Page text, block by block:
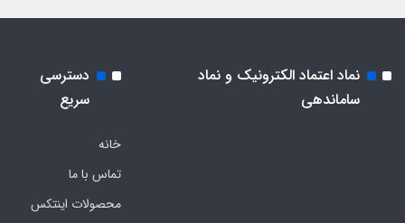
نماد اعتماد الکترونیک و نماد
ساماندهی
دسترسی
سریع
خانه
تماس با ما
محصولات اینتکس